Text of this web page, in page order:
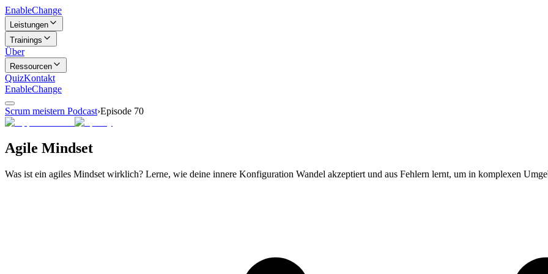
EnableChange
Leistungen
Trainings
Über
Ressourcen
QuizKontakt
EnableChange
Scrum meistern Podcast›Episode 70
Agile Mindset
Was ist ein agiles Mindset wirklich? Lerne, wie deine innere Konfiguration Wandel akzeptiert und aus Fehlern lernt, um in komplexen